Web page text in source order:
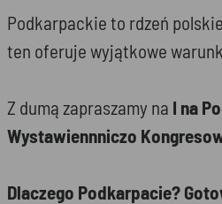
Podkarpackie to rdzeń
ten oferuje wyjątkowe
Z dumą zapraszamy na I na
Wystawiennniczo
Dlaczego Podkarpacie?